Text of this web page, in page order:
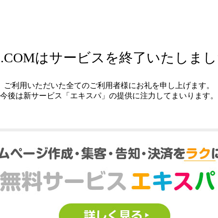
はサービスを終了いたしま
ご利用いただいた全てのご利用者様にお礼を申し上げます。
今後は新サービス「エキスパ」の提供に注力してまいります。